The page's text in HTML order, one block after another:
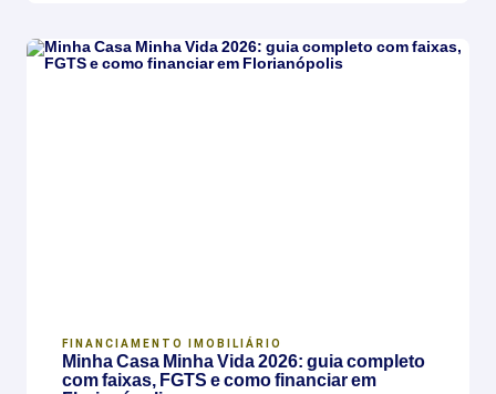
FINANCIAMENTO IMOBILIÁRIO
Minha Casa Minha Vida 2026: guia completo
com faixas, FGTS e como financiar em